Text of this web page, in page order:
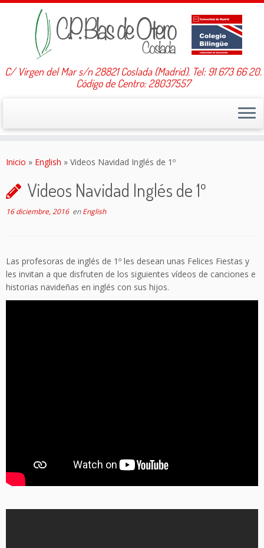
C/ Virgen del Mar s/n 28821 Coslada (Madrid). Tel: 91 673 66 20.
Código de Centro: 28037557
Inicio » English » Videos Navidad Inglés de 1º
Videos Navidad Inglés de 1º
16 diciembre, 2016enEnglish
Las profesoras de inglés de 1º les desean unas Felices Fiestas y
les invitan a que disfruten de los siguientes vídeos de canciones e
historias navideñas en inglés con sus hijos.